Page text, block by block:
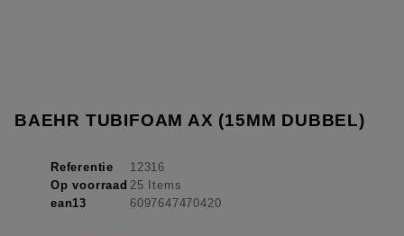
BAEHR TUBIFOAM AX (15MM DUBBEL)
Referentie
12316
Op voorraad 25 Items
ean13
6097647470420